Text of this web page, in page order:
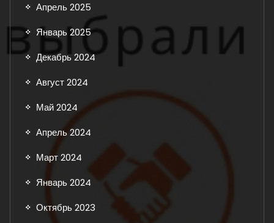
Апрель 2025
Январь 2025
Декабрь 2024
Август 2024
Май 2024
Апрель 2024
Март 2024
Январь 2024
Октябрь 2023